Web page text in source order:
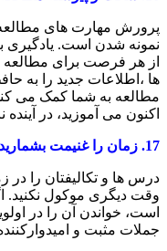
پرورش مهارت های
نمونه شدن است. یادگیری با
از هر فرصت برای مطالعه
ها ،اطلاعات جدید را به
مطالعه به شما کمک می کند
اکنون می آموزید، در
17. زمان را غنیمت بشمارید
درس ها و تکالیفتان را
وقت دیگری موکول نکنید.
است، خواندن آن را در
جملات مثبت و